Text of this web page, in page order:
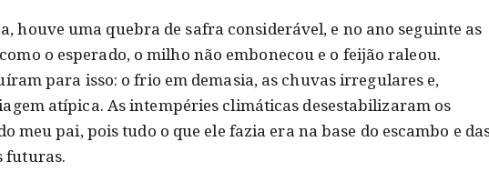
houve uma quebra de safra considerável, e no ano seguinte as
o esperado, o milho não embonecou e o feijão raleou.
para isso: o frio em demasia, as chuvas irregulares e,
atípica. As intempéries climáticas desestabilizaram os
meu pai, pois tudo o que ele fazia era na base do escambo e
futuras.